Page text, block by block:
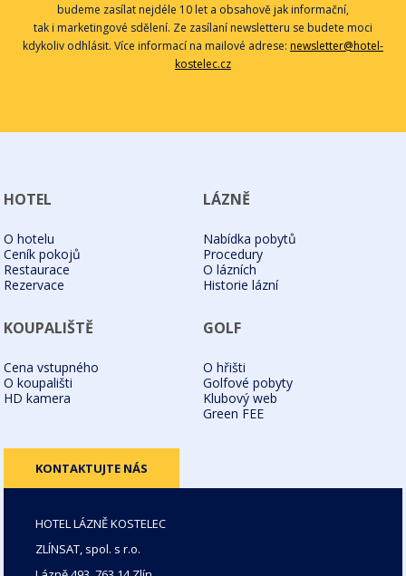
budeme zasílat nejdéle 10 let a obsahově jak informační,
tak i marketingové sdělení. Ze zasílaní newsletteru se budete moci
kdykoliv odhlásit. Více informací na mailové adrese: newsletter@hotel-
kostelec.cz
HOTEL
O hotelu
Ceník pokojů
Restaurace
Rezervace
LÁZNĚ
Nabídka pobytů
Procedury
O lázních
Historie lázní
KOUPALIŠTĚ
Cena vstupného
O koupališti
HD kamera
GOLF
O hřišti
Golfové pobyty
Klubový web
Green FEE
KONTAKTUJTE NÁS
HOTEL LÁZNĚ KOSTELEC
ZLÍNSAT, spol. s r.o.